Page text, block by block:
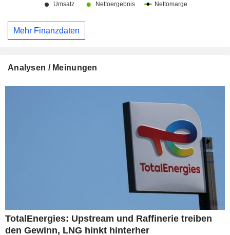
Mehr Finanzdaten
Analysen / Meinungen
TotalEnergies: Upstream und Raffinerie treiben
den Gewinn, LNG hinkt hinterher